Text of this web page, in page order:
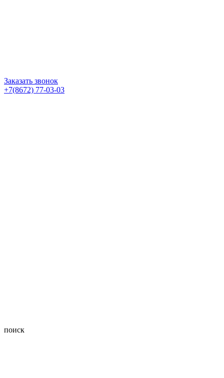
Заказать звонок
+7(8672) 77-03-03
поиск